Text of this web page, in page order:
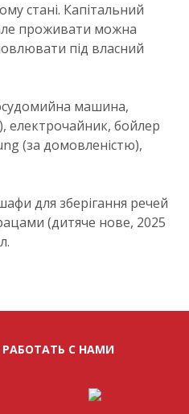
стані. Капітальний
проживати можна
під власний
машина,
електрочайник, бойлер
(за домовленістю),
для зберігання речей
(дитяче нове, 2025
С НАМИ